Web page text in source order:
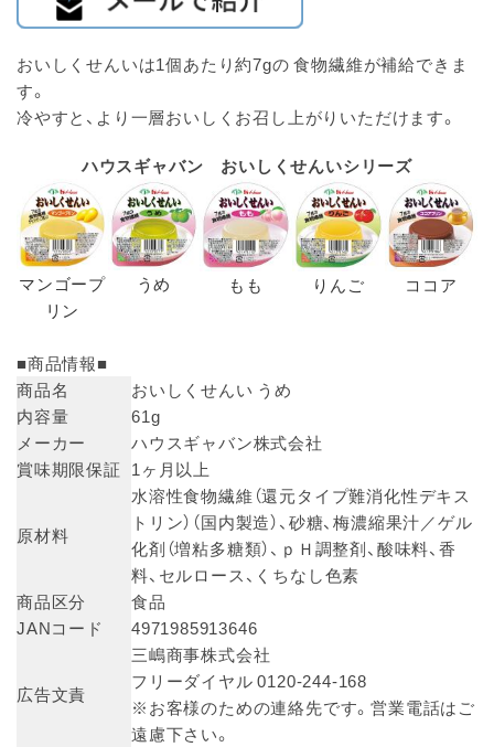
おいしくせんいは1個あたり約7gの 食物繊維が補給できま
す。
冷やすと、より一層おいしくお召し上がりいただけます。
ハウスギャバン おいしくせんいシリーズ
マンゴープ
リン
うめ もも りんご ココア
■商品情報■
商品名
おいしくせんい うめ
内容量
61g
メーカー
ハウスギャバン株式会社
賞味期限保証 1ヶ月以上
原材料
水溶性食物繊維（還元タイプ難消化性デキス
トリン）（国内製造）、砂糖、梅濃縮果汁／ゲル
化剤（増粘多糖類）、ｐＨ調整剤、酸味料、香
料、セルロース、くちなし色素
商品区分
食品
JANコード
4971985913646
広告文責
三嶋商事株式会社
フリーダイヤル 0120-244-168
※お客様のための連絡先です。営業電話はご
遠慮下さい。